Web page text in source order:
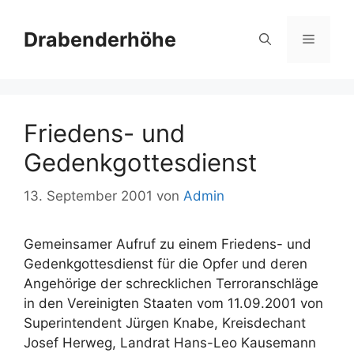
Inhalt
springen
Drabenderhöhe Menü
Friedens- und
Gedenkgottesdienst
13. September 2001 von Admin
Gemeinsamer Aufruf zu einem Friedens- und
Gedenkgottesdienst für die Opfer und deren
Angehörige der schrecklichen Terroranschläge
in den Vereinigten Staaten vom 11.09.2001 von
Superintendent Jürgen Knabe, Kreisdechant
Josef Herweg, Landrat Hans-Leo Kausemann